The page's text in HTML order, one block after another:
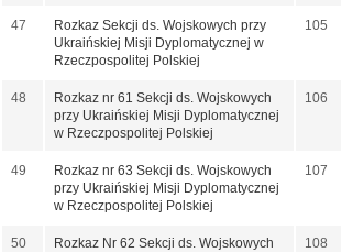
47
Rozkaz Sekcji ds. Wojskowych przy
Ukraińskiej Misji Dyplomatycznej w
Rzeczpospolitej Polskiej
105
48
Rozkaz nr 61 Sekcji ds. Wojskowych
przy Ukraińskiej Misji Dyplomatycznej
w Rzeczpospolitej Polskiej
106
49
Rozkaz nr 63 Sekcji ds. Wojskowych
przy Ukraińskiej Misji Dyplomatycznej
w Rzeczpospolitej Polskiej
107
50
Rozkaz Nr 62 Sekcji ds. Wojskowych
108